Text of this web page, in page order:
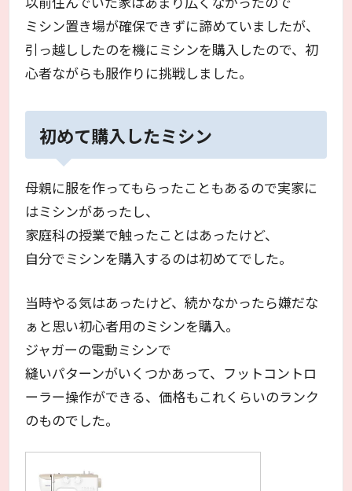
ミシン置き場が確保できずに諦めていましたが、
引っ越ししたのを機にミシンを購入したので、初
心者ながらも服作りに挑戦しました。
初めて購入したミシン
母親に服を作ってもらったこともあるので実家に
はミシンがあったし、
家庭科の授業で触ったことはあったけど、
自分でミシンを購入するのは初めてでした。
当時やる気はあったけど、続かなかったら嫌だな
ぁと思い初心者用のミシンを購入。
ジャガーの電動ミシンで
縫いパターンがいくつかあって、フットコントロ
ーラー操作ができる、価格もこれくらいのランク
のものでした。